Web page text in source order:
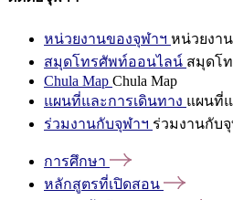
หน่วยงานของจุฬาฯ หน่วยงา
สมุดโทรศัพท์ออนไลน์ สมุดโ
Chula Map Chula Map
แผนที่และการเดินทาง แผนที่
ร่วมงานกับจุฬาฯ ร่วมงานกับ
การศึกษา
หลักสูตรที่เปิดสอน